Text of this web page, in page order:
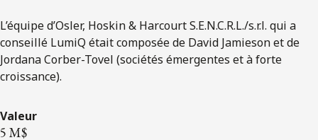
L’équipe d’Osler, Hoskin & Harcourt S.E.N.C.R.L./s.r.l. qui a
conseillé LumiQ était composée de David Jamieson et de
Jordana Corber-Tovel (sociétés émergentes et à forte
croissance).
Valeur
5 M$